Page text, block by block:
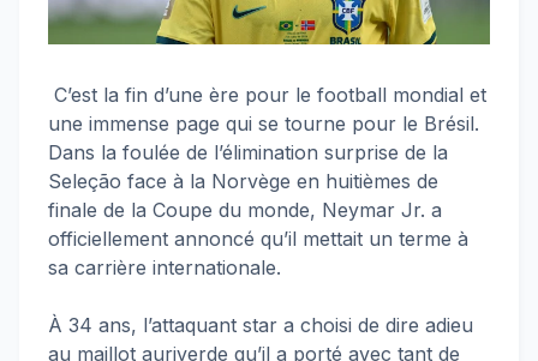
C’est la fin d’une ère pour le football mondial et
une immense page qui se tourne pour le Brésil.
Dans la foulée de l’élimination surprise de la
Seleção face à la Norvège en huitièmes de
finale de la Coupe du monde, Neymar Jr. a
officiellement annoncé qu’il mettait un terme à
sa carrière internationale.
À 34 ans, l’attaquant star a choisi de dire adieu
au maillot auriverde qu’il a porté avec tant de